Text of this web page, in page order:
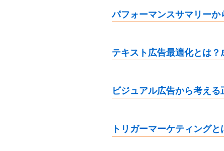
パフォーマンスサマリーか
テキスト広告最適化とは
ビジュアル広告から考える
トリガーマーケティング